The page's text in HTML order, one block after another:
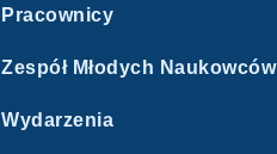
Pracownicy
Zespół Młodych Naukowców
Wydarzenia